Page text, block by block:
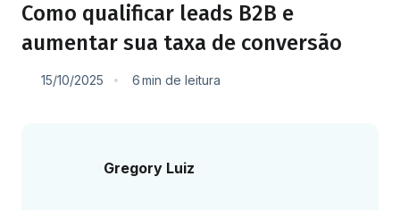
Como qualificar leads B2B e
aumentar sua taxa de conversão
15/10/2025 6min de leitura
Gregory Luiz